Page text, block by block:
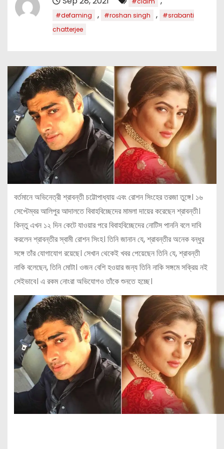
#defaming , #roshan singh ,
#srabanti
chatterjee
বর্তমানে অভিনেত্রী শ্রাবন্তী চট্টোপাধ্যায় এবং রোশন সিংহের তরজা তুঙ্গে। ১৬
সেপ্টেম্বর আলিপুর আদালতে বিবাহবিচ্ছেদের মামলা দায়ের করেছেন শ্রাবন্তী।
কিন্তু এখন ১২ দিন কেটে যাওয়ার পরে বিবাহবিচ্ছেদের নোটিস পাননি বলে দাবি
করলেন শ্রাবন্তীর স্বামী রোশন সিংহ। তিনি জানান যে, শ্রাবন্তীর অনেক বন্ধুর
সঙ্গে তাঁর যোগাযোগ রয়েছে। সেখান থেকেই খবর পেয়েছেন তিনি যে, শ্রাবন্তী
নাকি বলেছেন, তিনি মোটা। ওজন বেশি হওয়ার জন্য তিনি নাকি সঙ্গমে সক্রিয় নই
সেইভাবে। এ রকম নোংরা অভিযোগও তাঁকে শুনতে হচ্ছে।